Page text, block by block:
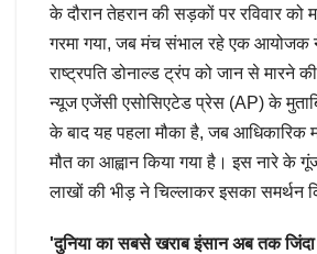
के दौरान तेहरान की सड़कों पर रविवार को
गरमा गया, जब मंच संभाल रहे एक आयोजक
राष्ट्रपति डोनाल्ड ट्रंप को जान से मारने
न्यूज एजेंसी एसोसिएटेड प्रेस (AP) के
के बाद यह पहला मौका है, जब आधिकारिक
मौत का आह्वान किया गया है। इस नारे के
लाखों की भीड़ ने चिल्लाकर इसका समर्थन
'दुनिया का सबसे खराब इंसान अब तक